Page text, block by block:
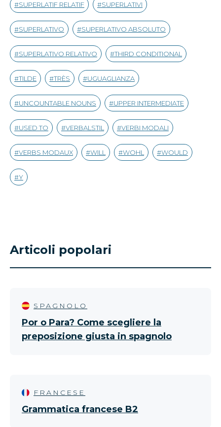
SUPERLATIF RELATIF SUPERLATIVI
SUPERLATIVO SUPERLATIVO ABSOLUTO
SUPERLATIVO RELATIVO THIRD CONDITIONAL
TILDE TRÈS UGUAGLIANZA
UNCOUNTABLE NOUNS UPPER INTERMEDIATE
USED TO VERBALSTIL VERBI MODALI
VERBS MODAUX WILL WOHL WOULD
Y
Articoli popolari
SPAGNOLO
Por o Para? Come scegliere la
preposizione giusta in spagnolo
FRANCESE
Grammatica francese B2